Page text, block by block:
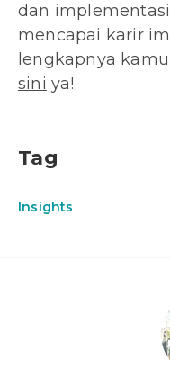
dan
mencapai karir
lengkapnya
sini ya!
Tag
Insights